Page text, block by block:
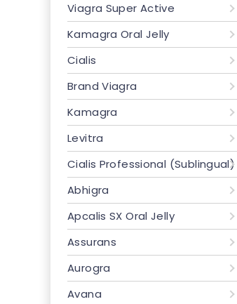
Viagra Super Active
Kamagra Oral Jelly
Cialis
Brand Viagra
Kamagra
Levitra
Cialis Professional (Sublingual)
Abhigra
Apcalis SX Oral Jelly
Assurans
Aurogra
Avana